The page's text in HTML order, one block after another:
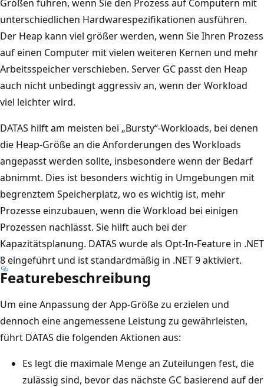
Größen führen, wenn Sie den Prozess auf Computern mit
unterschiedlichen Hardwarespezifikationen ausführen.
Der Heap kann viel größer werden, wenn Sie Ihren Prozess
auf einen Computer mit vielen weiteren Kernen und mehr
Arbeitsspeicher verschieben. Server GC passt den Heap
auch nicht unbedingt aggressiv an, wenn der Workload
viel leichter wird.
DATAS hilft am meisten bei „Bursty“-Workloads, bei denen
die Heap-Größe an die Anforderungen des Workloads
angepasst werden sollte, insbesondere wenn der Bedarf
abnimmt. Dies ist besonders wichtig in Umgebungen mit
begrenztem Speicherplatz, wo es wichtig ist, mehr
Prozesse einzubauen, wenn die Workload bei einigen
Prozessen nachlässt. Sie hilft auch bei der
Kapazitätsplanung. DATAS wurde als Opt-In-Feature in .NET
8 eingeführt und ist standardmäßig in .NET 9 aktiviert.
Featurebeschreibung
Um eine Anpassung der App-Größe zu erzielen und
dennoch eine angemessene Leistung zu gewährleisten,
führt DATAS die folgenden Aktionen aus:
Es legt die maximale Menge an Zuteilungen fest, die
zulässig sind, bevor das nächste GC basierend auf der